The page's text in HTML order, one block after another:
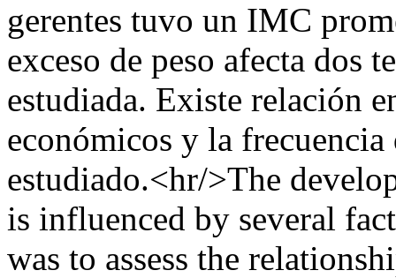
gerentes tuvo un IMC
exceso de peso afecta dos
estudiada. Existe relación
económicos y la
estudiado.<hr/>The
is influenced by several
was to assess the